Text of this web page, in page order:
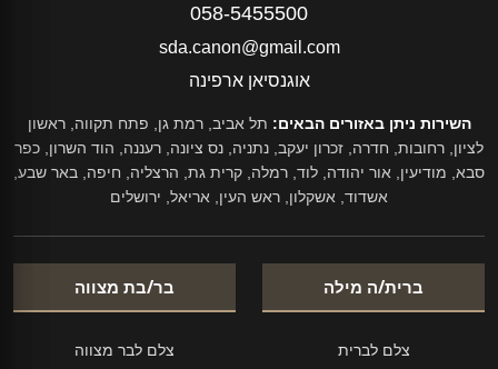
058-5455500
sda.canon@gmail.com
אוגנסיאן ארפינה
השירות ניתן באזורים הבאים: תל אביב, רמת גן, פתח תקווה, ראשון
לציון, רחובות, חדרה, זכרון יעקב, נתניה, נס ציונה, רעננה, הוד השרון, כפר
סבא, מודיעין, אור יהודה, לוד, רמלה, קרית גת, הרצליה, חיפה, באר שבע,
אשדוד, אשקלון, ראש העין, אריאל, ירושלים
ברית/ה מילה
צלם לברית
בר/בת מצווה
צלם לבר מצווה